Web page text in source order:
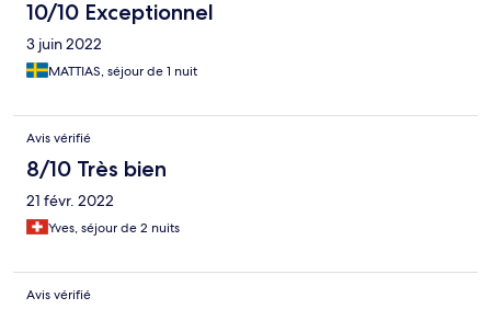
10/10 Exceptionnel
3 juin 2022
MATTIAS, séjour de 1 nuit
Avis vérifié
8/10 Très bien
21 févr. 2022
Yves, séjour de 2 nuits
Avis vérifié